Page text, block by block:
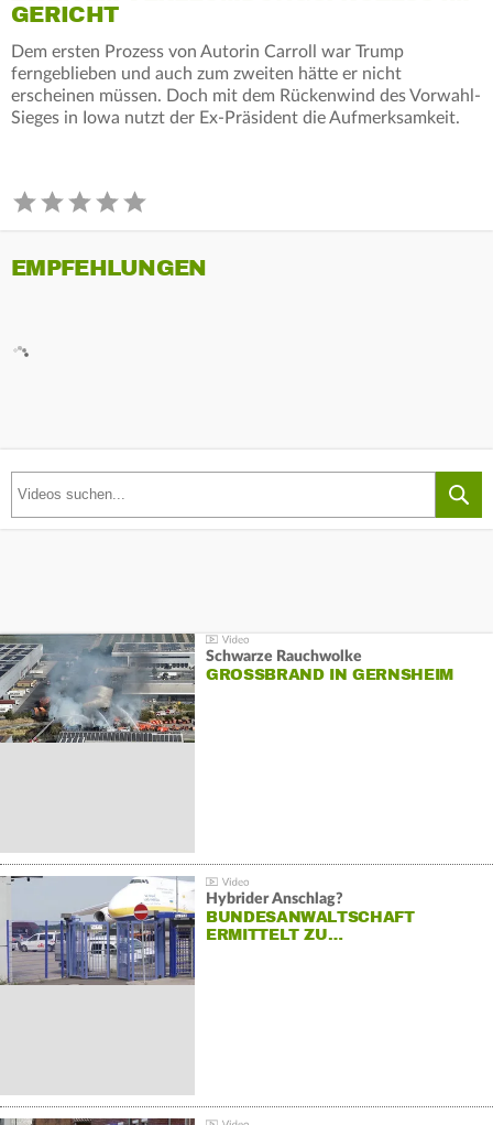
GERICHT
Dem ersten Prozess von Autorin Carroll war Trump
ferngeblieben und auch zum zweiten hätte er nicht
erscheinen müssen. Doch mit dem Rückenwind des Vorwahl-
Sieges in Iowa nutzt der Ex-Präsident die Aufmerksamkeit.
EMPFEHLUNGEN
Schwarze Rauchwolke
GROSSBRAND IN GERNSHEIM
Hybrider Anschlag?
BUNDESANWALTSCHAFT
ERMITTELT ZU…